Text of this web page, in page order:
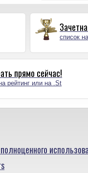
список
прямо сейчас!
рейтинг или на .St